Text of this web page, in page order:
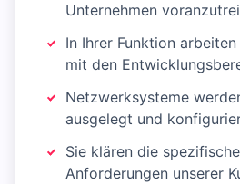
Unternehmen
In Ihrer Funktion
mit den
Netzwerksysteme
ausgelegt und
Sie klären die
Anforderungen unserer